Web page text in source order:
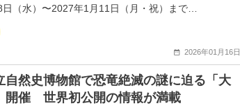
日（水）〜2027年1月11日（月・祝）まで…
2026年01月16日
自然史博物館で恐竜絶滅の謎に迫る「大
開催 世界初公開の情報が満載